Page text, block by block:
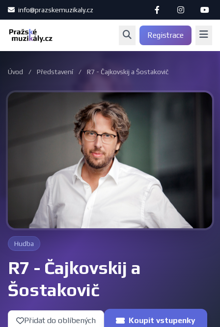
info@prazskemuzikaly.cz
Registrace
Úvod / Představení / R7 - Čajkovskij a Šostakovič
Hudba
R7 - Čajkovskij a
Šostakovič
Přidat do oblíbených Koupit vstupenky